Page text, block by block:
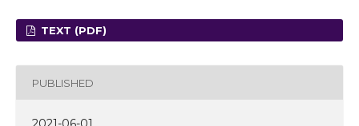
TEXT (PDF)
PUBLISHED